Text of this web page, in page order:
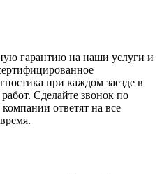
гарантию на наши услуги и
при каждом заезде в
Сделайте звонок по
ответят на все